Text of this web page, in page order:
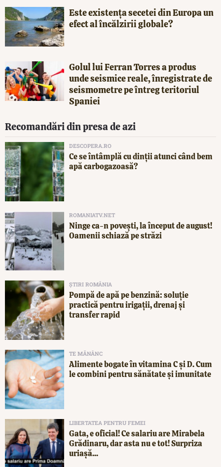
Este existența secetei din Europa un
efect al încălzirii globale?
Golul lui Ferran Torres a produs
unde seismice reale, înregistrate de
seismometre pe întreg teritoriul
Spaniei
Recomandări din presa de azi
DESCOPERA.RO
Ce se întâmplă cu dinții atunci când bem
apă carbogazoasă?
ROMANIATV.NET
Ninge ca-n povești, la început de august!
Oamenii schiază pe străzi
ȘTIRI ROMÂNIA
Pompă de apă pe benzină: soluție
practică pentru irigații, drenaj și
transfer rapid
TE MĂNÂNC
Alimente bogate în vitamina C și D. Cum
le combini pentru sănătate și imunitate
LIBERTATEA PENTRU FEMEI
Gata, e oficial! Ce salariu are Mirabela
Grădinaru, dar asta nu e tot! Surpriza
uriașă...